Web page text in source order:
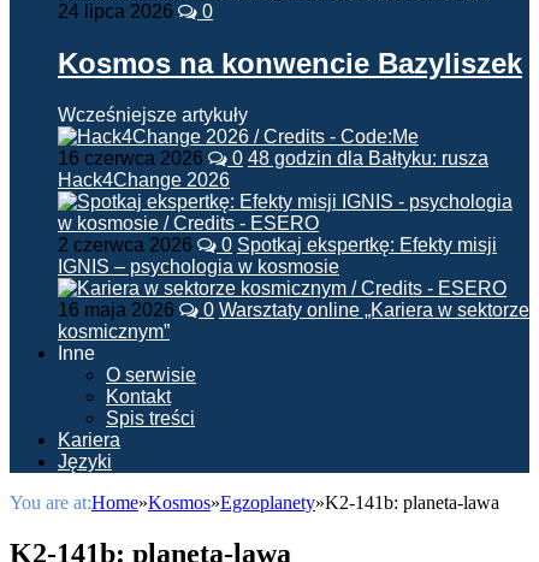
24 lipca 2026 0
Kosmos na konwencie Bazyliszek
Wcześniejsze artykuły
16 czerwca 2026 0 48 godzin dla Bałtyku: rusza
Hack4Change 2026
2 czerwca 2026 0 Spotkaj ekspertkę: Efekty misji
IGNIS – psychologia w kosmosie
16 maja 2026 0 Warsztaty online „Kariera w sektorze
kosmicznym”
Inne
O serwisie
Kontakt
Spis treści
Kariera
Języki
You are at:Home»Kosmos»Egzoplanety»K2-141b: planeta-lawa
K2-141b: planeta-lawa